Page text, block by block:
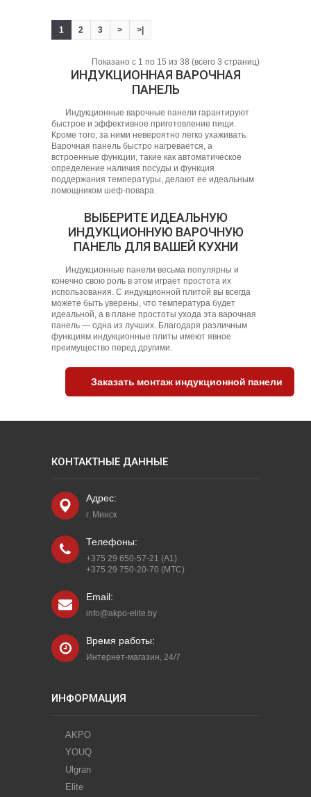
1 2 3 > >|
Показано с 1 по 15 из 38 (всего 3 страниц)
ИНДУКЦИОННАЯ ВАРОЧНАЯ
ПАНЕЛЬ
Индукционные варочные панели гарантируют
быстрое и эффективное приготовление пищи.
Кроме того, за ними невероятно легко ухаживать.
Варочная панель быстро нагревается, а
встроенные функции, такие как автоматическое
определение наличия посуды и функция
поддержания температуры, делают ее идеальным
помощником шеф-повара.
ВЫБЕРИТЕ ИДЕАЛЬНУЮ
ИНДУКЦИОННУЮ ВАРОЧНУЮ
ПАНЕЛЬ ДЛЯ ВАШЕЙ КУХНИ
Индукционные панели весьма популярны и
конечно свою роль в этом играет простота их
использования. С индукционной плитой вы всегда
можете быть уверены, что температура будет
идеальной, а в плане простоты ухода эта варочная
панель — одна из лучших. Благодаря различным
функциям индукционные плиты имеют явное
преимущество перед другими.
Заказать монтаж индукционной панели
КОНТАКТНЫЕ ДАННЫЕ
Адрес:
г. Минск
Телефоны:
+375 29 650-57-21 (A1)
+375 29 750-20-70 (МТС)
Email:
info@akpo-elite.by
Время работы:
Интернет-магазин, 24/7
ИНФОРМАЦИЯ
AKPO
YOUQ
Ulgran
Elite